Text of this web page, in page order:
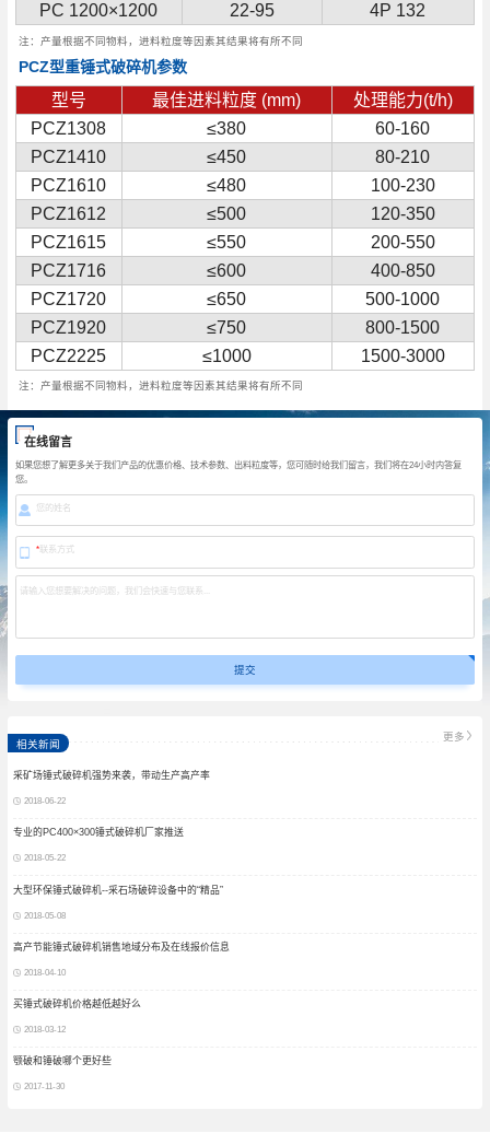
PC 1200×1200
22-95 4P 132
注：产量根据不同物料，进料粒度等因素其结果将有所不同
PCZ型重锤式破碎机参数
型号 最佳进料粒度 (mm)
处理能力(t/h)
PCZ1308
≤380
60-160
PCZ1410
≤450
80-210
PCZ1610
≤480
100-230
PCZ1612
≤500
120-350
PCZ1615
≤550
200-550
PCZ1716
≤600
400-850
PCZ1720
≤650
500-1000
PCZ1920
≤750
800-1500
PCZ2225
≤1000 1500-3000
注：产量根据不同物料，进料粒度等因素其结果将有所不同
在线留言
如果您想了解更多关于我们产品的优惠价格、技术参数、出料粒度等，您可随时给我们留言，我们将在24小时内答复
您。
您的姓名
*联系方式
请输入您想要解决的问题，我们会快速与您联系...
相关新闻
更多
采矿场锤式破碎机强势来袭，带动生产高产率
2018-06-22
专业的PC400×300锤式破碎机厂家推送
2018-05-22
大型环保锤式破碎机--采石场破碎设备中的“精品”
2018-05-08
高产节能锤式破碎机销售地域分布及在线报价信息
2018-04-10
买锤式破碎机价格越低越好么
2018-03-12
颚破和锤破哪个更好些
2017-11-30